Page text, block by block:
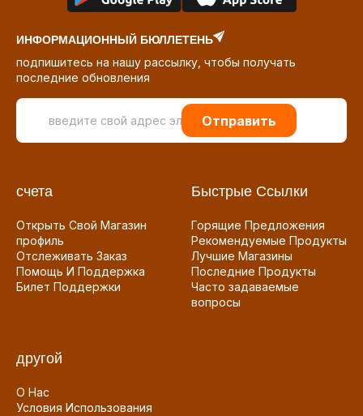
ИНФОРМАЦИОННЫЙ БЮЛЛЕТЕНЬ
подпишитесь на нашу рассылку, чтобы получать
последние обновления
Отправить
счета
Открыть Свой Магазин
профиль
Отслеживать Заказ
Помощь И Поддержка
Билет Поддержки
Быстрые Ссылки
Горящие Предложения
Рекомендуемые Продукты
Лучшие Магазины
Последние Продукты
Часто задаваемые
вопросы
другой
О Нас
Условия Использования